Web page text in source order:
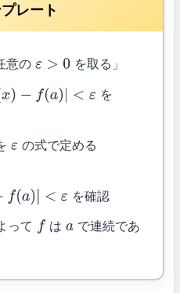
レート
意の ε>0
を取る」
)− (a )|<ε
を
εの式で定める
を確認
って f は a で連続であ